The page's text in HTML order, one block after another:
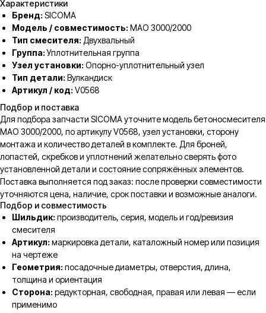
Характеристики
Бренд: SICOMA
Модель / совместимость: MAO 3000/2000
Тип смесителя: Двухвальный
Группа:Уплотнительная группа
Узел установки: Опорно-уплотнительный узел
Тип детали: Вулкандиск
Артикул / код: V0568
Подбор и поставка
Для подбора запчасти SICOMA уточните модель бетоносмесителя
MAO 3000/2000, по артикулу V0568, узел установки, сторону
монтажа и количество деталей в комплекте. Для броней,
лопастей, скребков и уплотнений желательно сверять фото
установленной детали и состояние сопряжённых элементов.
Поставка выполняется под заказ: после проверки совместимости
уточняются цена, наличие, срок поставки и возможные аналоги.
Подбор и совместимость
Шильдик: производитель, серия, модель и год/ревизия
смесителя
Артикул: маркировка детали, каталожный номер или позиция
на чертеже
Геометрия: посадочные диаметры, отверстия, длина,
толщина и ориентация
Сторона: редукторная, свободная, правая или левая — если
применимо